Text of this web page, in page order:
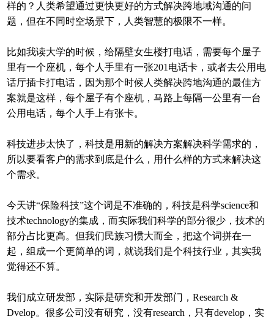
样的？人类希望通过更快更好的方式解决跨地域沟通的问
题，但在不同时空场景下，人类智慧的极限不一样。
比如我读大学的时候，给隔壁女生楼打电话，需要每个屋子
里有一个座机，每个人手里有一张201电话卡，或者去公用电
话厅插卡打电话，因为那个时候人类解决跨地沟通的最佳方
案就是这样，每个屋子有个座机，马路上每隔一公里有一台
公用电话，每个人手上有张卡。
科技进步太快了，科技是用新的解决方案解决科学需求的，
所以要看客户的需求到底是什么，用什么样的方式来解决这
个需求。
今天讲“保险科技”这个词是不准确的，科技是科学science和
技术technology的集成，而实际我们科学的部分很少，技术的
部分占比更高。但我们民族习惯大而全，把这个词拼在一
起，组成一个更简单的词，就说我们是个科技行业，其实我
觉得还不算。
我们成立研发部，实际是研究和开发部门，Research &
Dvelop。很多公司没有研究，没有research，只有develop，实